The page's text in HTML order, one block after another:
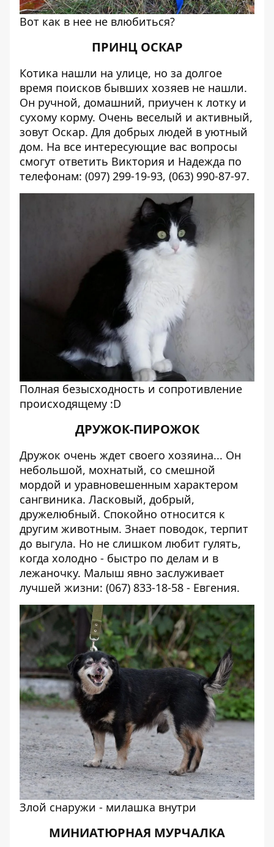
Вот как в нее не влюбиться?
ПРИНЦ ОСКАР
Котика нашли на улице, но за долгое
время поисков бывших хозяев не нашли.
Он ручной, домашний, приучен к лотку и
сухому корму. Очень веселый и активный,
зовут Оскар. Для добрых людей в уютный
дом. На все интересующие вас вопросы
смогут ответить Виктория и Надежда по
телефонам: (097) 299-19-93, (063) 990-87-97.
Полная безысходность и сопротивление
происходящему :D
ДРУЖОК-ПИРОЖОК
Дружок очень ждет своего хозяина... Он
небольшой, мохнатый, со смешной
мордой и уравновешенным характером
сангвиника. Ласковый, добрый,
дружелюбный. Спокойно относится к
другим животным. Знает поводок, терпит
до выгула. Но не слишком любит гулять,
когда холодно - быстро по делам и в
лежаночку. Малыш явно заслуживает
лучшей жизни: (067) 833-18-58 - Евгения.
Злой снаружи - милашка внутри
МИНИАТЮРНАЯ МУРЧАЛКА